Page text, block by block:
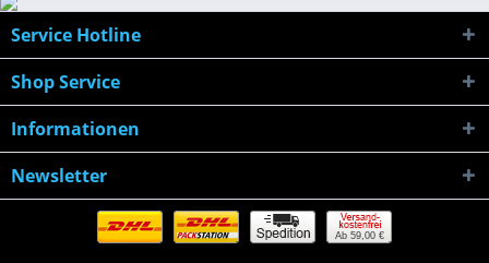
Service Hotline
Shop Service
Informationen
Newsletter
Ab 59,00 €